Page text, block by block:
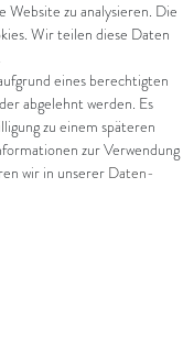
Versand
zu analysieren. Die
Wir teilen diese Daten
eines berechtigten
abgelehnt werden. Es
zu einem späteren
zur Verwendung
wir in unserer Daten­